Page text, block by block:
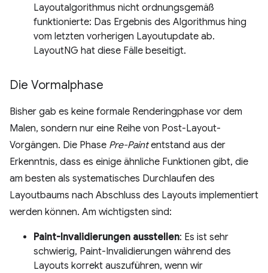
Layoutalgorithmus nicht ordnungsgemäß
funktionierte: Das Ergebnis des Algorithmus hing
vom letzten vorherigen Layoutupdate ab.
LayoutNG hat diese Fälle beseitigt.
Die Vormalphase
Bisher gab es keine formale Renderingphase vor dem
Malen, sondern nur eine Reihe von Post-Layout-
Vorgängen. Die Phase Pre-Paintentstand aus der
Erkenntnis, dass es einige ähnliche Funktionen gibt, die
am besten als systematisches Durchlaufen des
Layoutbaums nach Abschluss des Layouts implementiert
werden können. Am wichtigsten sind:
Paint-Invalidierungen ausstellen: Es ist sehr
schwierig, Paint-Invalidierungen während des
Layouts korrekt auszuführen, wenn wir